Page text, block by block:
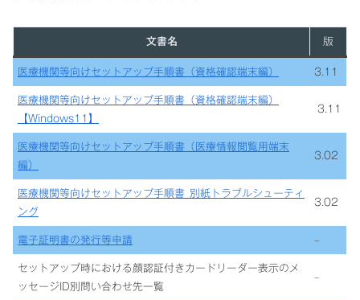
文書名 版
医療機関等向けセットアップ手順書（資格確認端末編） 3.11
医療機関等向けセットアップ手順書（資格確認端末編）
【Windows11】
3.11
医療機関等向けセットアップ手順書（医療情報閲覧用端末
編）
3.02
医療機関等向けセットアップ手順書_別紙トラブルシューティ
ング
3.02
電子証明書の発行等申請 –
セットアップ時における顔認証付きカードリーダー表示のメ
ッセージID別問い合わせ先一覧
–